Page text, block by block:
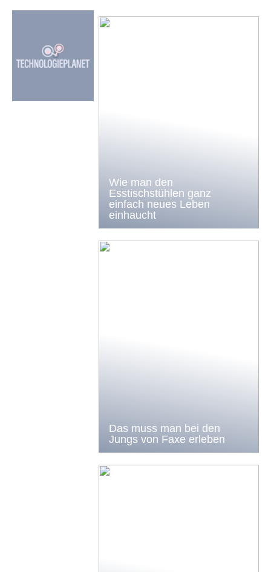
Wie man den
Esstischstühlen ganz
einfach neues Leben
einhaucht
Das muss man bei den
Jungs von Faxe erleben